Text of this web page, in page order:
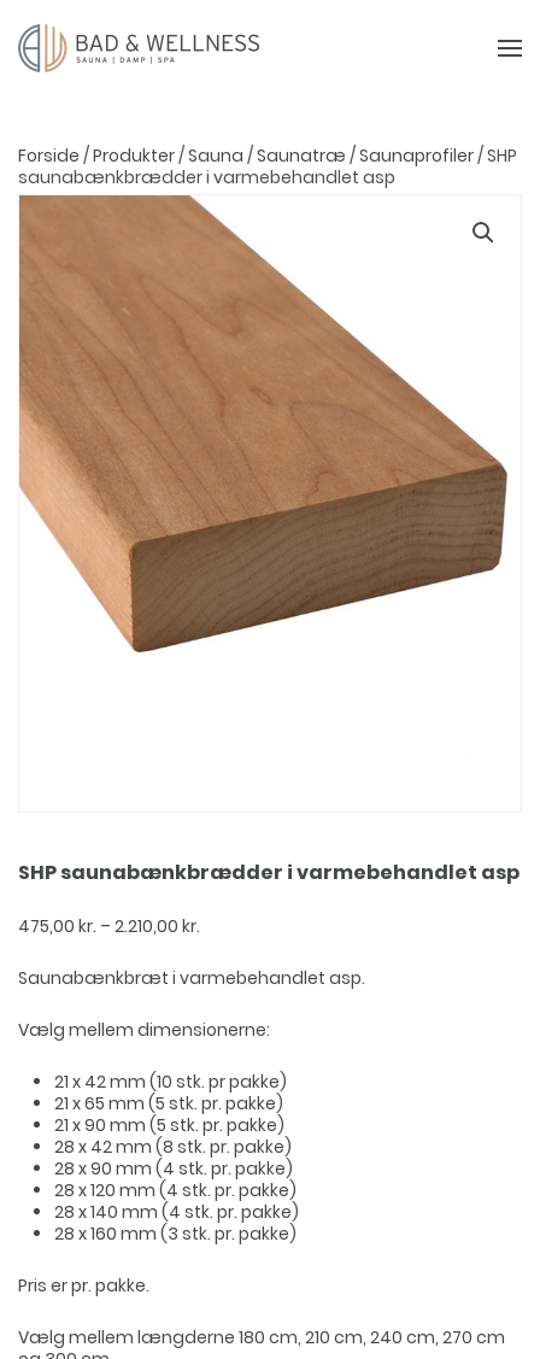
Forside /Produkter/Sauna /Saunatræ /Saunaprofiler/ SHP
saunabænkbrædder i varmebehandlet asp
SHP saunabænkbrædder i varmebehandlet asp
475,00 kr. – 2.210,00 kr.
til
2.210,00 kr.
Saunabænkbræt i varmebehandlet asp.
Vælg mellem dimensionerne:
21 x 42 mm (10 stk. pr pakke)
21 x 65 mm (5 stk. pr. pakke)
21 x 90 mm (5 stk. pr. pakke)
28 x 42 mm (8 stk. pr. pakke)
28 x 90 mm (4 stk. pr. pakke)
28 x 120 mm (4 stk. pr. pakke)
28 x 140 mm (4 stk. pr. pakke)
28 x 160 mm (3 stk. pr. pakke)
Pris er pr. pakke.
Vælg mellem længderne 180 cm, 210 cm, 240 cm, 270 cm